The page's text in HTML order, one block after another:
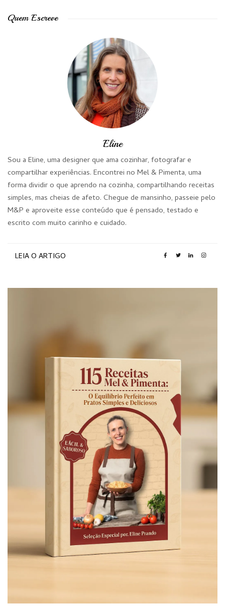
Quem Escreve
Eline
Sou a Eline, uma designer que ama cozinhar, fotografar e
compartilhar experiências. Encontrei no Mel & Pimenta, uma
forma dividir o que aprendo na cozinha, compartilhando receitas
simples, mas cheias de afeto. Chegue de mansinho, passeie pelo
M&P e aproveite esse conteúdo que é pensado, testado e
escrito com muito carinho e cuidado.
LEIA O ARTIGO